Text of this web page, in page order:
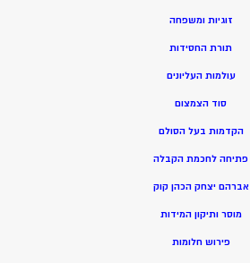
זוגיות ומשפחה
תורת החסידות
עולמות העליונים
סוד הצמצום
הקדמות בעל הסולם
פתיחה לחכמת הקבלה
אברהם יצחק הכהן קוק
מוסר ותיקון המידות
פירוש חלומות